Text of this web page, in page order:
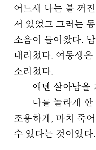
어느새 나는 불 꺼
서 있었고 그러는
소음이 들어왔다.
내리쳤다. 여동생
소리쳤다.
얘넨 살아남을
나를 놀라게 한
조용하게, 마치 죽
수 있다는 것이었다.